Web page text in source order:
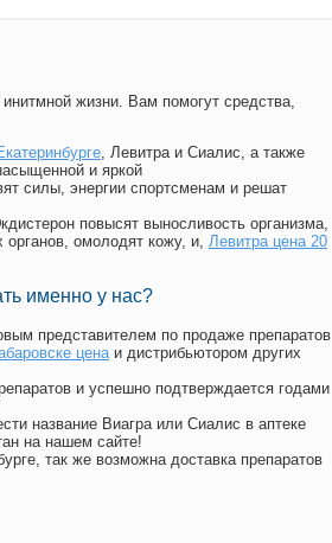
жизни. Вам помогут средства,
, Левитра и Сиалис, а также
и яркой
силы, энергии спортсменам и решат
повысят выносливость организма,
органов, омолодят кожу, и, Левитра цена 20
именно у нас?
представителем по продаже препаратов
ценаи дистрибьютором других
и успешно подтверждается годами
название Виагра или Сиалис в аптеке
на нашем сайте!
так же возможна доставка препаратов